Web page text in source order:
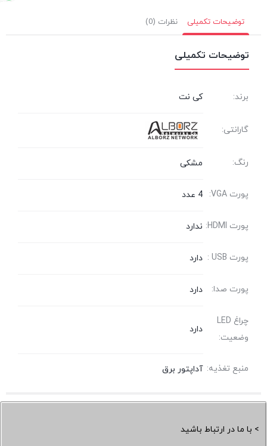
توضیحات تکمیلی نظرات (0)
توضیحات تکمیلی
برند: کی نت
گارانتی:
رنگ: مشکی
پورت VGA: 4 عدد
پورت HDMI: ندارد
پورت USB : دارد
پورت صدا: دارد
چراغ LED
وضعیت:
دارد
منبع تغذیه: آداپتور برق
> با ما در ارتباط باشید